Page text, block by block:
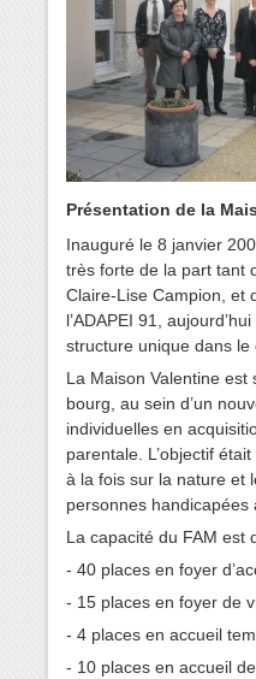
Présentation de la
Inauguré le 8 janvier
très forte de la part tant
Claire-Lise Campion, et
l’ADAPEI 91,
structure unique dans le
La Maison Valentine
bourg, au sein d’un
individuelles en
parentale. L’objectif
à la fois sur la nature et
personnes handicapées
La capacité du FAM est
- 40 places en foyer
- 15 places en foyer de
- 4 places en accueil
- 10 places en accueil de